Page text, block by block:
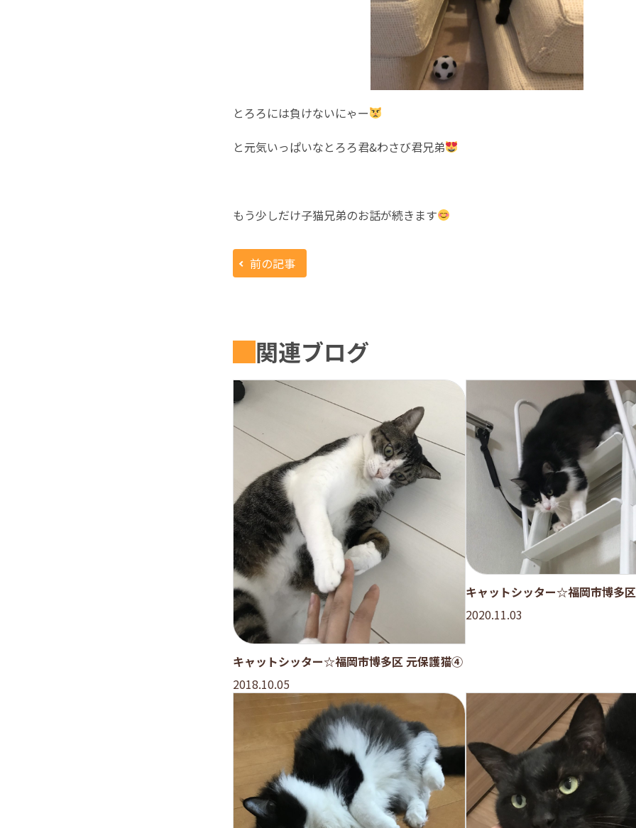
とろろには負けないにゃー
と元気いっぱいなとろろ君&わさび君兄弟
もう少しだけ子猫兄弟のお話が続きます
前の記事
関連ブログ
キャットシッター☆福岡市博多区 元保護猫④
2018.10.05
キャットシッター☆福岡市博多
2020.11.03